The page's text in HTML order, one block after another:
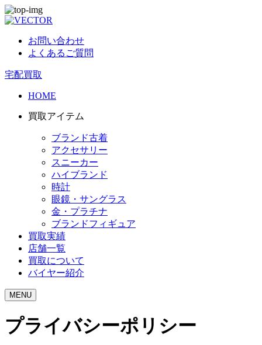
お問い合わせ
よくあるご質問
宅配買取
HOME
買取アイテム
ブランド古着
アクセサリー
スニーカー
ハイブランド
時計
眼鏡・サングラス
金・プラチナ
ブランドフィギュア
買取実績
店舗一覧
買取について
バイヤー紹介
MENU
プライバシーポリシー